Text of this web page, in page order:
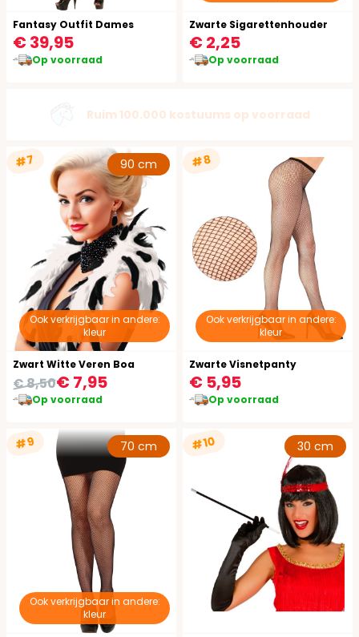
Fantasy Outfit Dames
€ 39,95
Op voorraad
Zwarte Sigarettenhouder
€ 2,25
Op voorraad
Gratis verzending vanaf €49,95
#7
Ook verkrijgbaar in andere:
kleur
90 cm
Zwart Witte Veren Boa
€ 7,95
€ 8,50
Op voorraad
#8
Ook verkrijgbaar in andere:
kleur
Zwarte Visnetpanty
€ 5,95
Op voorraad
#9
Ook verkrijgbaar in andere:
kleur
70 cm #10 30 cm